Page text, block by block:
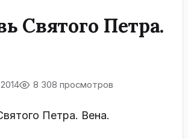
Святого Петра.
8 308 просмотров